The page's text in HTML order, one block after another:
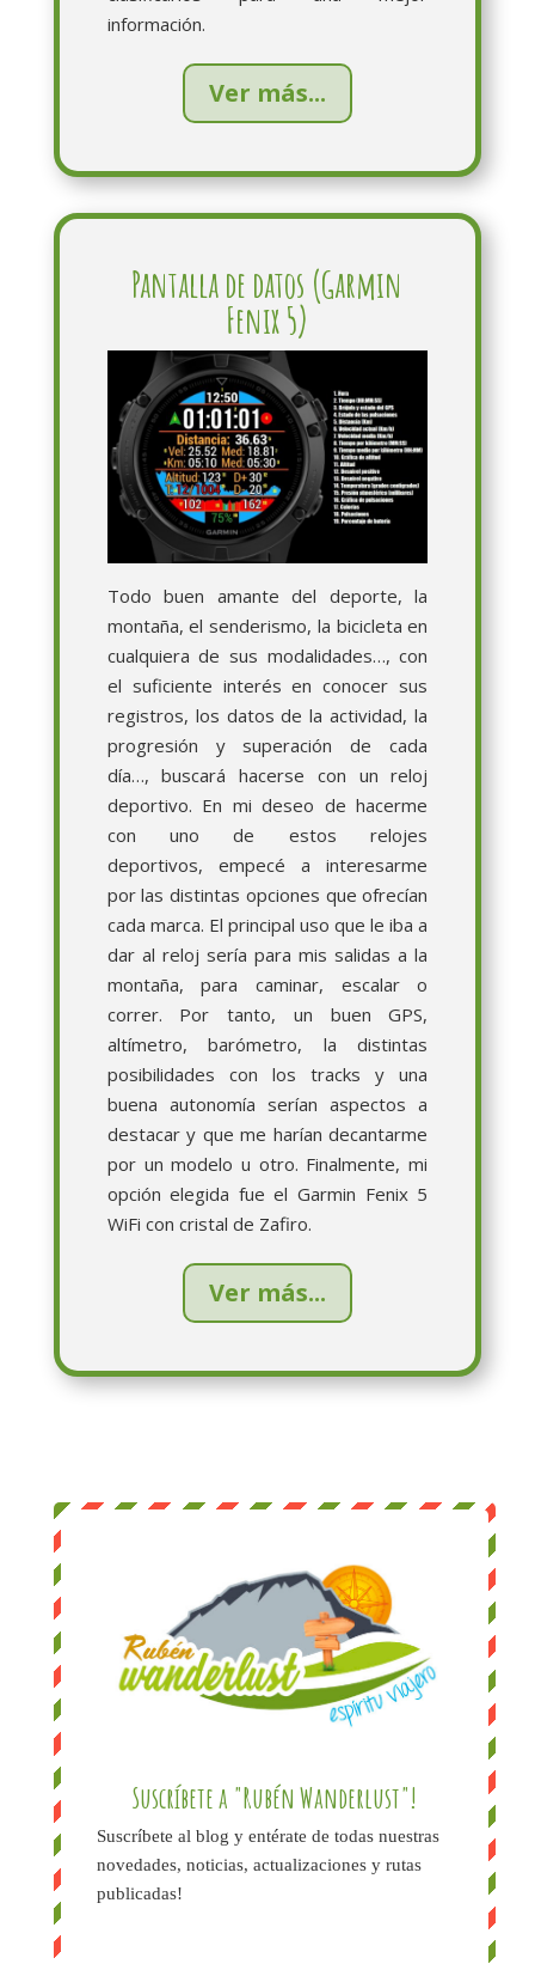
información.
Ver más...
Pantalla de datos (Garmin
Fenix 5)
Todo buen amante del deporte, la
montaña, el senderismo, la bicicleta en
cualquiera de sus modalidades…, con
el suficiente interés en conocer sus
registros, los datos de la actividad, la
progresión y superación de cada
día…, buscará hacerse con un reloj
deportivo. En mi deseo de hacerme
con uno de estos relojes
deportivos, empecé a interesarme
por las distintas opciones que ofrecían
cada marca. El principal uso que le iba a
dar al reloj sería para mis salidas a la
montaña, para caminar, escalar o
correr. Por tanto, un buen GPS,
altímetro, barómetro, la distintas
posibilidades con los tracks y una
buena autonomía serían aspectos a
destacar y que me harían decantarme
por un modelo u otro. Finalmente, mi
opción elegida fue el Garmin Fenix 5
WiFi con cristal de Zafiro.
Ver más...
Suscríbete a "Rubén Wanderlust"!
Suscríbete al blog y entérate de todas nuestras
novedades, noticias, actualizaciones y rutas
publicadas!